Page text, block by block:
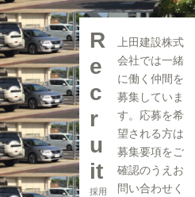
R
e
c
r
u
it
採用
上田建設株式
会社では一緒
に働く仲間を
募集していま
す。応募を希
望される方は
募集要項をご
確認のうえお
問い合わせく